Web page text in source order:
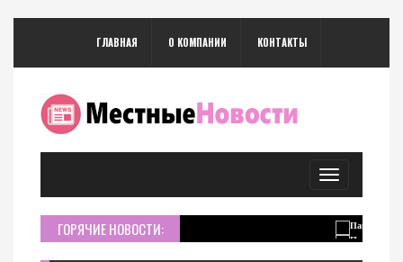
ГЛАВНАЯ О КОМПАНИИ КОНТАКТЫ
Toggle
navigation
ГОРЯЧИЕ НОВОСТИ: